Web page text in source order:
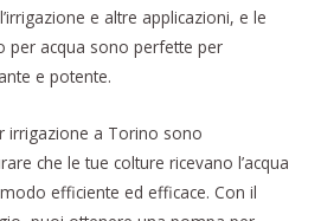
e altre applicazioni, e le
per acqua sono perfette per
e potente.
irrigazione a Torino sono
che le tue colture ricevano l’acqua
efficiente ed efficace. Con il